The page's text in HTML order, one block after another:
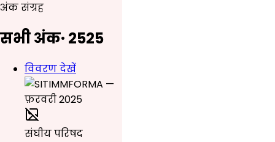
अंक संग्रह
सभी अंक· 2525
विवरण देखें
संघीय परिषद